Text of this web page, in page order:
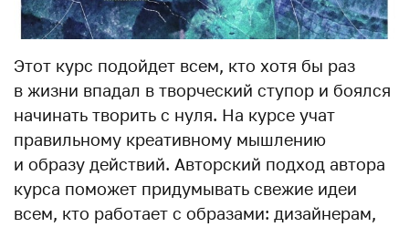
Этот курс подойдет всем, кто хотя бы раз
в жизни впадал в творческий ступор и боялся
начинать творить с нуля. На курсе учат
правильному креативному мышлению
и образу действий. Авторский подход автора
курса поможет придумывать свежие идеи
всем, кто работает с образами: дизайнерам,